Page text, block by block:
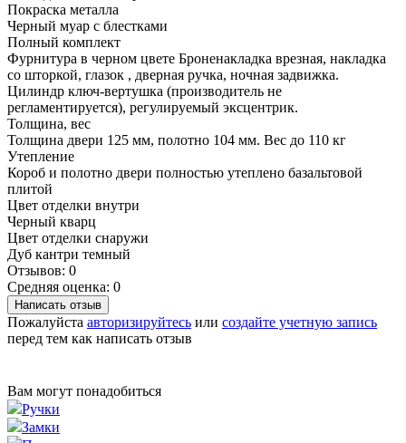
Покраска металла
Черный муар с блестками
Полный комплект
Фурнитура в черном цвете Броненакладка врезная, накладка
со шторкой, глазок , дверная ручка, ночная задвижка.
Цилиндр ключ-вертушка (производитель не
регламентируется), регулируемый эксцентрик.
Толщина, вес
Толщина двери 125 мм, полотно 104 мм. Вес до 110 кг
Утепление
Короб и полотно двери полностью утеплено базальтовой
плитой
Цвет отделки внутри
Черный кварц
Цвет отделки снаружи
Дуб кантри темный
Отзывов: 0
Средняя оценка: 0
Написать отзыв
Пожалуйста авторизируйтесь или создайте учетную запись
перед тем как написать отзыв
Вам могут понадобиться
Ручки
Замки